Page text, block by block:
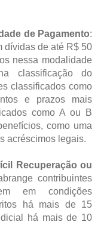
de Pagamento:
dívidas de até R$ 50
nessa modalidade
classificação do
classificados como
e prazos mais
como A ou B
como uma
acréscimos legais.
Recuperação ou
contribuintes
em condições
há mais de 15
há mais de 10